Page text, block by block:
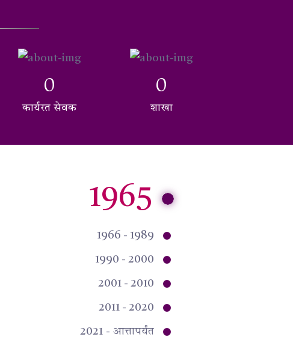
0
कार्यरत सेवक
0
शाखा
1965
1966 - 1989
1990 - 2000
2001 - 2010
2011 - 2020
2021 - आत्तापर्यंत